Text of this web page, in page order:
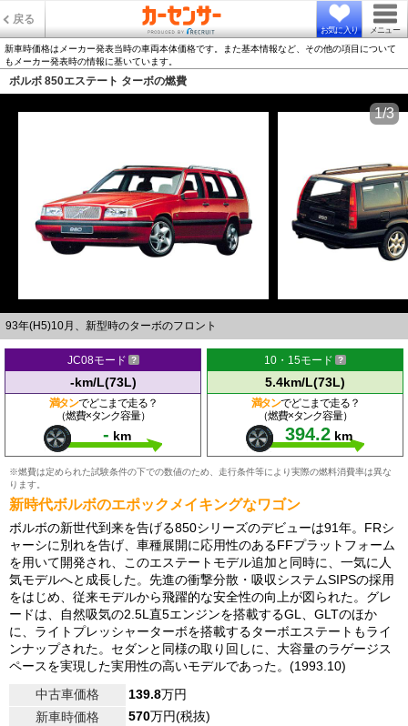
戻る
お気に入り メニュー
新車時価格はメーカー発表当時の車両本体価格です。また基本情報など、その他の項目について
もメーカー発表時の情報に基いています。
ボルボ 850エステート ターボの燃費
93年(H5)10月、新型時のターボのフロント
1/3
JC08モード
-km/L(73L)
満タンでどこまで走る？
（燃費×タンク容量）
- km
10・15モード
5.4km/L(73L)
満タンでどこまで走る？
（燃費×タンク容量）
394.2 km
※燃費は定められた試験条件の下での数値のため、走行条件等により実際の燃料消費率は異な
ります。
新時代ボルボのエポックメイキングなワゴン
ボルボの新世代到来を告げる850シリーズのデビューは91年。FRシ
ャーシに別れを告げ、車種展開に応用性のあるFFプラットフォーム
を用いて開発され、このエステートモデル追加と同時に、一気に人
気モデルへと成長した。先進の衝撃分散・吸収システムSIPSの採用
をはじめ、従来モデルから飛躍的な安全性の向上が図られた。グレ
ードは、自然吸気の2.5L直5エンジンを搭載するGL、GLTのほか
に、ライトプレッシャーターボを搭載するターボエステートもライ
ンナップされた。セダンと同様の取り回しに、大容量のラゲージス
ペースを実現した実用性の高いモデルであった。(1993.10)
中古車価格
139.8万円
新車時価格
570万円(税抜)